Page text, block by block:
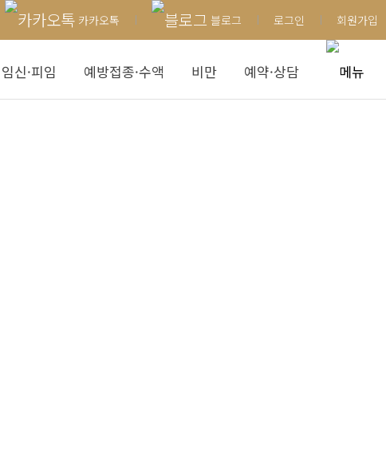
카카오톡 블로그 로그인 회원가입
임신·피임 예방접종·수액 비만 예약·상담